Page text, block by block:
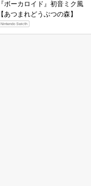
『ボーカロイド』初音ミク風
【あつまれどうぶつの森】
Nintendo Swicth